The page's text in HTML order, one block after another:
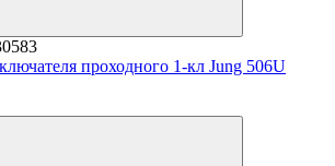
проходного 1-кл Jung 506U